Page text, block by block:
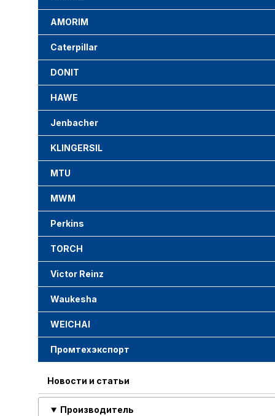
AMORIM
Caterpillar
DONIT
HAWE
Jenbacher
KLINGERSIL
MTU
MWM
Perkins
TORCH
Victor Reinz
Waukesha
WEICHAI
Промтехэкспорт
Новости и статьи
Производитель